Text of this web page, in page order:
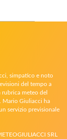
simpatico e noto
del tempo a
meteo del
Mario Giuliacci ha
servizio previsionale
SRL